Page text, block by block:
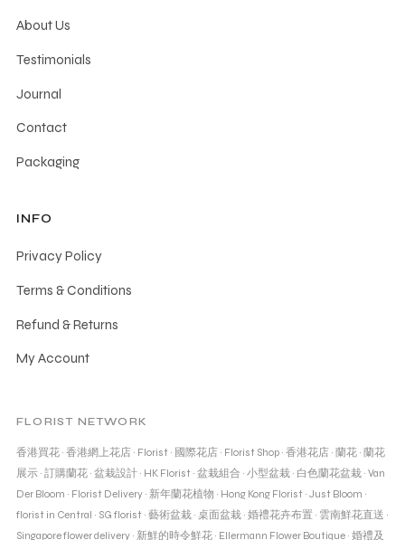
About Us
Testimonials
Journal
Contact
Packaging
INFO
Privacy Policy
Terms & Conditions
Refund & Returns
My Account
FLORIST NETWORK
香港買花· 香港網上花店· Florist · 國際花店· Florist Shop· 香港花店· 蘭花· 蘭花
展示· 訂購蘭花· 盆栽設計· HK Florist · 盆栽組合 · 小型盆栽· 白色蘭花盆栽· Van
Der Bloom · Florist Delivery· 新年蘭花植物 · Hong Kong Florist · Just Bloom ·
florist in Central · SG florist · 藝術盆栽· 桌面盆栽· 婚禮花卉布置 · 雲南鮮花直送 ·
Singapore flower delivery· 新鮮的時令鮮花· Ellermann Flower Boutique· 婚禮及